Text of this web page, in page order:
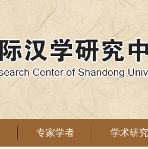
专家学者 学术研究